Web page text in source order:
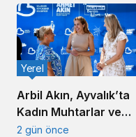
Arbil Akın, Ayvalık’ta
Kadın Muhtarlar ve
Muhtar Eşleriyle
Yerel
2 gün önce